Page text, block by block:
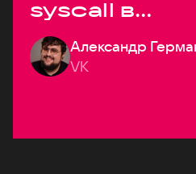
syscall в
системах
Александр
VK